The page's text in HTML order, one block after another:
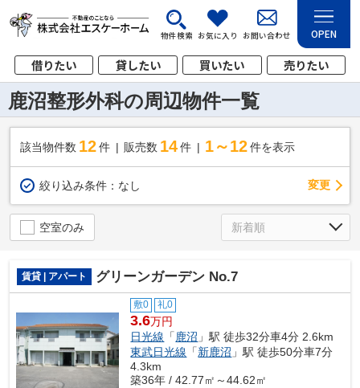
物件検索 お気に入り お問い合わせ OPEN
借りたい 貸したい 買いたい 売りたい
鹿沼整形外科の周辺物件一覧
該当物件数 12件 販売数 14 件 1～12 件を表示
絞り込み条件： なし 変更
空室のみ
賃貸 | アパート グリーンガーデン No.7
敷0 礼0
3.6万円
日光線 「 鹿沼 」駅 徒歩32分車4分 2.6km
東武日光線 「新鹿沼 」駅 徒歩50分車7分
4.3km
築36年 / 42.77㎡～44.62㎡